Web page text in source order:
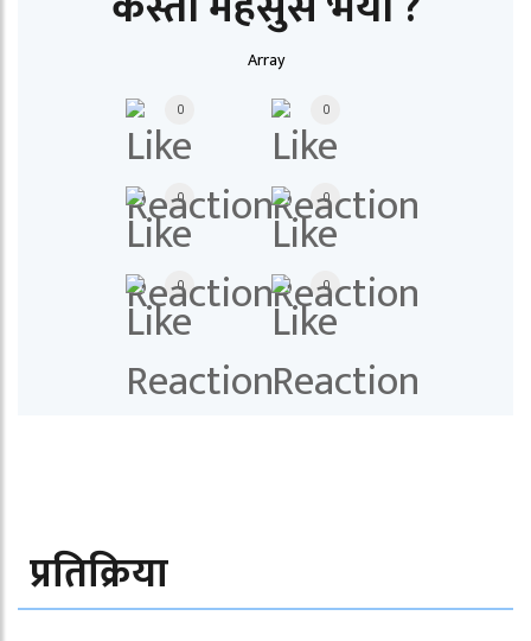
Array
0 0
0 0
0 0
प्रतिक्रिया